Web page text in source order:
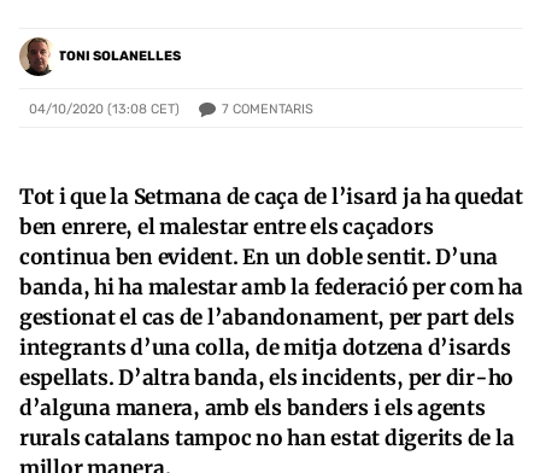
TONI SOLANELLES
04/10/2020 (13:08 CET) 7 COMENTARIS
Tot i que la Setmana de caça de l’isard ja ha quedat
ben enrere, el malestar entre els caçadors
continua ben evident. En un doble sentit. D’una
banda, hi ha malestar amb la federació per com ha
gestionat el cas de l’abandonament, per part dels
integrants d’una colla, de mitja dotzena d’isards
espellats. D’altra banda, els incidents, per dir-ho
d’alguna manera, amb els banders i els agents
rurals catalans tampoc no han estat digerits de la